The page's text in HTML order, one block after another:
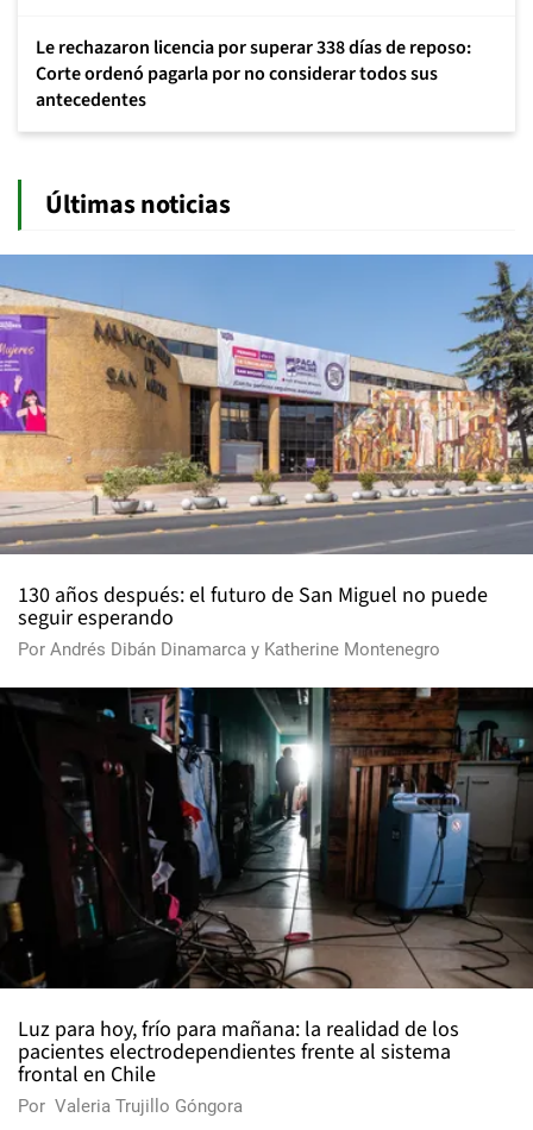
Le rechazaron licencia por superar 338 días de reposo:
Corte ordenó pagarla por no considerar todos sus
antecedentes
Últimas noticias
130 años después: el futuro de San Miguel no puede
seguir esperando
Por Andrés Dibán Dinamarca y Katherine Montenegro
Luz para hoy, frío para mañana: la realidad de los
pacientes electrodependientes frente al sistema
frontal en Chile
Por Valeria Trujillo Góngora